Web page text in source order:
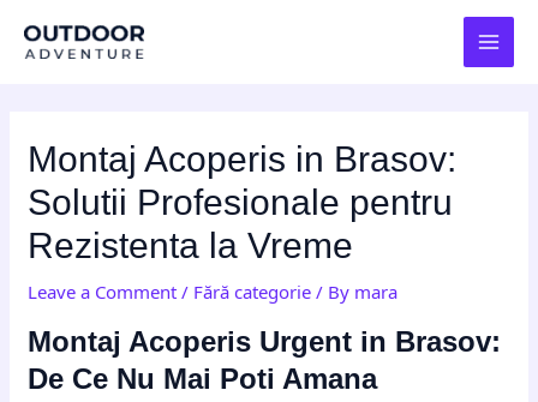
Montaj Acoperis in Brasov:
Solutii Profesionale pentru
Rezistenta la Vreme
Leave a Comment / Fără categorie / By mara
Montaj Acoperis Urgent in Brasov:
De Ce Nu Mai Poti Amana
navigation